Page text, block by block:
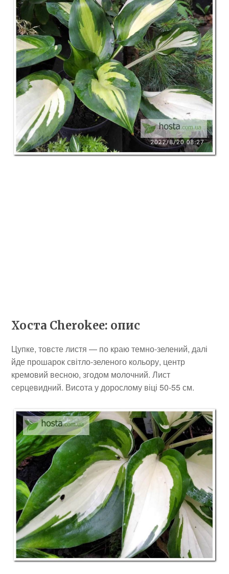
Хоста Cherokee: опис
Цупке, товсте листя — по краю темно-зелений, далі
йде прошарок світло-зеленого кольору, центр
кремовий весною, згодом молочний. Лист
серцевидний. Висота у дорослому віці 50-55 см.